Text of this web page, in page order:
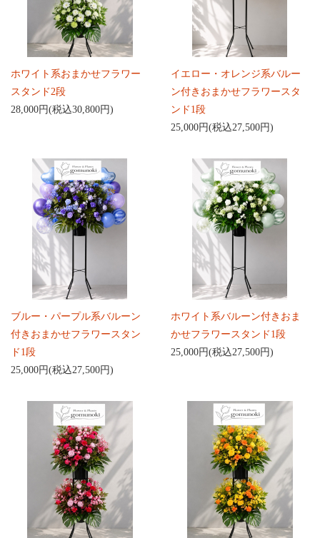
ホワイト系おまかせフラワー
スタンド2段
28,000円(税込30,800円)
イエロー・オレンジ系バルー
ン付きおまかせフラワースタ
ンド1段
25,000円(税込27,500円)
ブルー・パープル系バルーン
付きおまかせフラワースタン
ド1段
25,000円(税込27,500円)
ホワイト系バルーン付きおま
かせフラワースタンド1段
25,000円(税込27,500円)